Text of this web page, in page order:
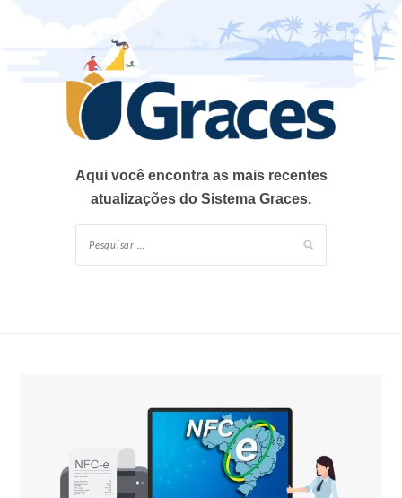
Aqui você encontra as mais recentes
atualizações do Sistema Graces.
por: